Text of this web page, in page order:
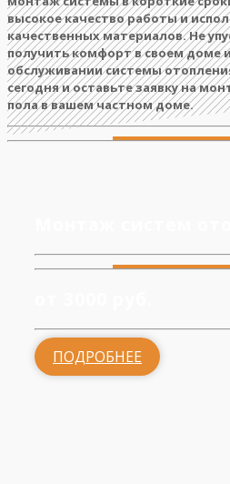
высокое качество работы и
качественных материалов. Не
получить комфорт в своем доме
обслуживании системы
сегодня и оставьте заявку на
пола в вашем частном доме.
ПОДРОБНЕЕ